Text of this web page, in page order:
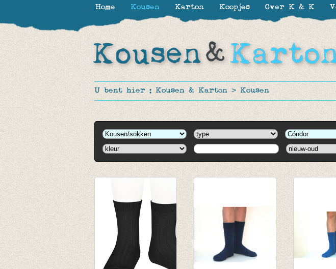
U bent hier : Kousen & Karton > Kousen
Home Kousen Karton Koopjes Over K & K